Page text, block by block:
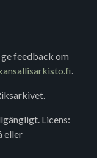
ge feedback om
.
Licens:
eller